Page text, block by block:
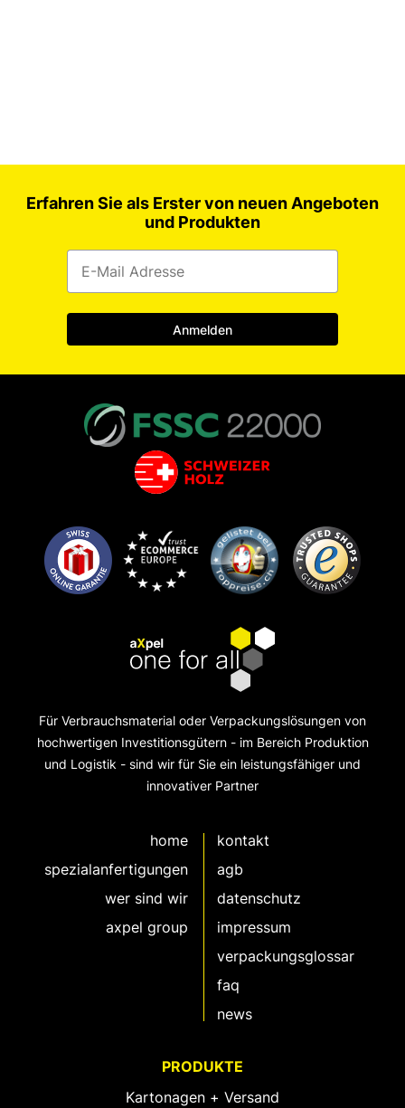
Erfahren Sie als Erster von neuen Angeboten
und Produkten
Anmelden
Für Verbrauchsmaterial oder Verpackungslösungen von
hochwertigen Investitionsgütern - im Bereich Produktion
und Logistik - sind wir für Sie ein leistungsfähiger und
innovativer Partner
home
spezialanfertigungen
wer sind wir
axpel group
kontakt
agb
datenschutz
impressum
verpackungsglossar
faq
news
PRODUKTE
Kartonagen + Versand